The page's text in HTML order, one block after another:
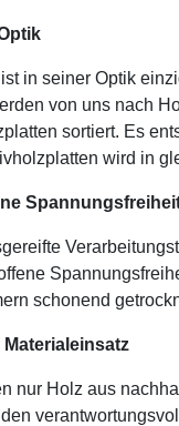
in seiner Optik
von uns nach
sortiert. Es
wird in
schonend
nur Holz aus